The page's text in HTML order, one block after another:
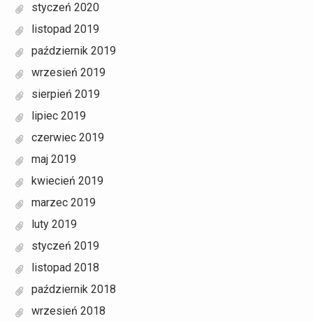
styczeń 2020
listopad 2019
październik 2019
wrzesień 2019
sierpień 2019
lipiec 2019
czerwiec 2019
maj 2019
kwiecień 2019
marzec 2019
luty 2019
styczeń 2019
listopad 2018
październik 2018
wrzesień 2018